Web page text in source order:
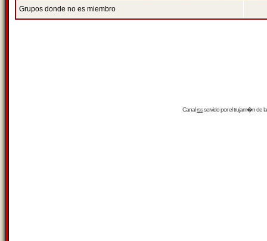
Grupos donde no es miembro
Canalrssservido por eltrujam�nde